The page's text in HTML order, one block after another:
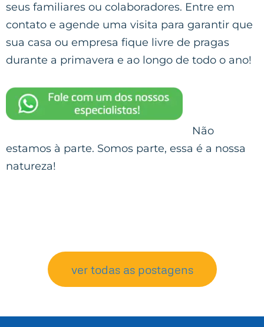
seus familiares ou colaboradores. Entre em
contato e agende uma visita para garantir que
sua casa ou empresa fique livre de pragas
durante a primavera e ao longo de todo o ano!
Não
estamos à parte. Somos parte, essa é a nossa
natureza!
ver todas as postagens